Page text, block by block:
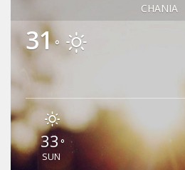
CHANIA
31°
33 °
SUN